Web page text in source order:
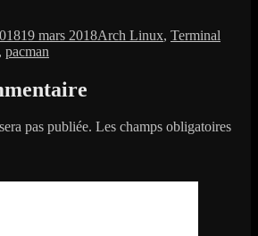
19 mars 2018Arch Linux, Terminal
, pacman
pas publiée. Les champs obligatoires